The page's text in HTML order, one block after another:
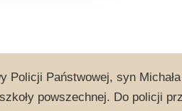
Policji Państwowej, syn
powszechnej. Do policji